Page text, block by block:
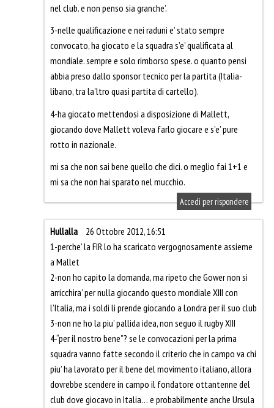
nel club. e non penso sia granche’.
3-nelle qualificazione e nei raduni e’ stato sempre
convocato, ha giocato e la squadra s’e’ qualificata al
mondiale. sempre e solo rimborso spese. o quanto pensi
abbia preso dallo sponsor tecnico per la partita (Italia-
libano, tra la’ltro quasi partita di cartello).
4-ha giocato mettendosi a disposizione di Mallett,
giocando dove Mallett voleva farlo giocare e s’e’ pure
rotto in nazionale.
mi sa che non sai bene quello che dici. o meglio fai 1+1 e
mi sa che non hai sparato nel mucchio.
Accedi per rispondere
Hullalla
26 Ottobre 2012, 16:51
1-perche’ la FIR lo ha scaricato vergognosamente assieme
a Mallet
2-non ho capito la domanda, ma ripeto che Gower non si
arricchira’ per nulla giocando questo mondiale XIII con
l’Italia, ma i soldi li prende giocando a Londra per il suo club
3-non ne ho la piu’ pallida idea, non seguo il rugby XIII
4-“per il nostro bene”? se le convocazioni per la prima
squadra vanno fatte secondo il criterio che in campo va chi
piu’ ha lavorato per il bene del movimento italiano, allora
dovrebbe scendere in campo il fondatore ottantenne del
club dove giocavo in Italia… e probabilmente anche Ursula